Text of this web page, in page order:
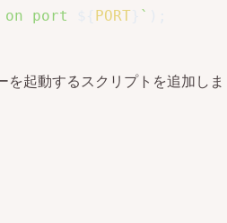
on port PORT `
を起動するスクリプトを追加しま